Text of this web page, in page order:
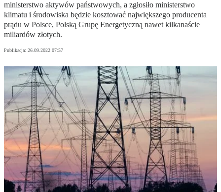
ministerstwo aktywów państwowych, a zgłosiło ministerstwo
klimatu i środowiska będzie kosztować największego producenta
prądu w Polsce, Polską Grupę Energetyczną nawet kilkanaście
miliardów złotych.
Publikacja: 26.09.2022 07:57